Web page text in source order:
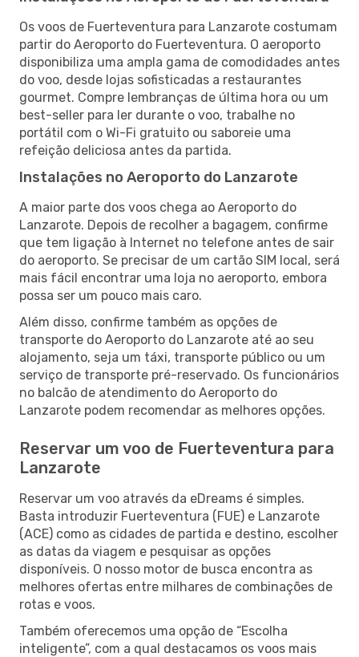
Os voos de Fuerteventura para Lanzarote costumam
partir do Aeroporto do Fuerteventura. O aeroporto
disponibiliza uma ampla gama de comodidades antes
do voo, desde lojas sofisticadas a restaurantes
gourmet. Compre lembranças de última hora ou um
best-seller para ler durante o voo, trabalhe no
portátil com o Wi-Fi gratuito ou saboreie uma
refeição deliciosa antes da partida.
Instalações no Aeroporto do Lanzarote
A maior parte dos voos chega ao Aeroporto do
Lanzarote. Depois de recolher a bagagem, confirme
que tem ligação à Internet no telefone antes de sair
do aeroporto. Se precisar de um cartão SIM local, será
mais fácil encontrar uma loja no aeroporto, embora
possa ser um pouco mais caro.
Além disso, confirme também as opções de
transporte do Aeroporto do Lanzarote até ao seu
alojamento, seja um táxi, transporte público ou um
serviço de transporte pré-reservado. Os funcionários
no balcão de atendimento do Aeroporto do
Lanzarote podem recomendar as melhores opções.
Reservar um voo de Fuerteventura para
Lanzarote
Reservar um voo através da eDreams é simples.
Basta introduzir Fuerteventura (FUE) e Lanzarote
(ACE) como as cidades de partida e destino, escolher
as datas da viagem e pesquisar as opções
disponíveis. O nosso motor de busca encontra as
melhores ofertas entre milhares de combinações de
rotas e voos.
Também oferecemos uma opção de “Escolha
inteligente”, com a qual destacamos os voos mais